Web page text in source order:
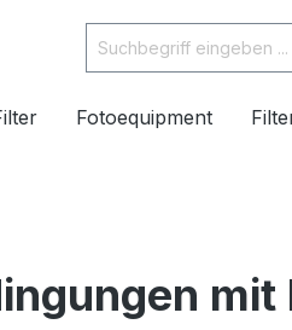
Fotoequipment